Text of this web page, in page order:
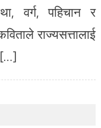
वर्ग, पहिचान र
राज्यसत्तालाई
[…]